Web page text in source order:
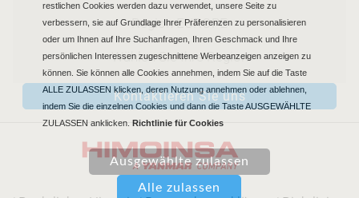
Region EUROPE
Wählen Sie Ihre Region
Kontaktieren Sie uns
restlichen Cookies werden dazu verwendet, unsere Seite zu
verbessern, sie auf Grundlage Ihrer Präferenzen zu personalisieren
oder um Ihnen auf Ihre Suchanfragen, Ihren Geschmack und Ihre
persönlichen Interessen zugeschnittene Werbeanzeigen anzeigen zu
können. Sie können alle Cookies annehmen, indem Sie auf die Taste
ALLE ZULASSEN klicken, deren Nutzung annehmen oder ablehnen,
indem Sie die einzelnen Cookies und dann die Taste AUSGEWÄHLTE
ZULASSEN anklicken. Richtlinie für Cookies